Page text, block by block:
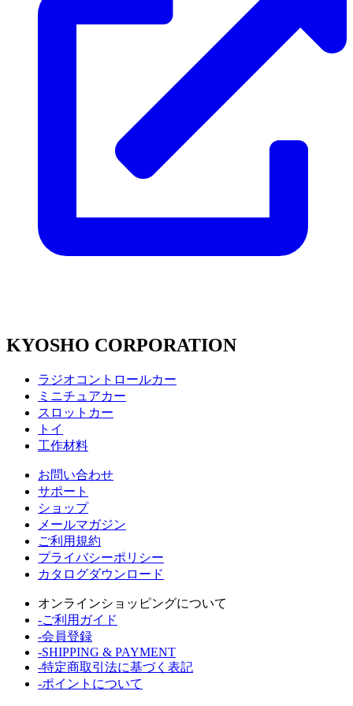
KYOSHO CORPORATION
ラジオコントロールカー
ミニチュアカー
スロットカー
トイ
工作材料
お問い合わせ
サポート
ショップ
メールマガジン
ご利用規約
プライバシーポリシー
カタログダウンロード
オンラインショッピングについて
-ご利用ガイド
-会員登録
-SHIPPING & PAYMENT
-特定商取引法に基づく表記
-ポイントについて